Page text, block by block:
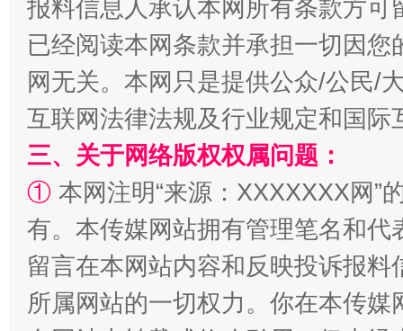
解纷+调解+退费，一次搞定
报料信息人承认本网所有条款方
已经阅读本网条款并承担一切因
网无关。本网只是提供公众/公民/
互联网法律法规及行业规定和国
三、关于网络版权权属问题：
① 本网注明“来源：XXXXXXX网”
有。本传媒网站拥有管理笔名和
留言在本网站内容和反映投诉报
所属网站的一切权力。你在本传